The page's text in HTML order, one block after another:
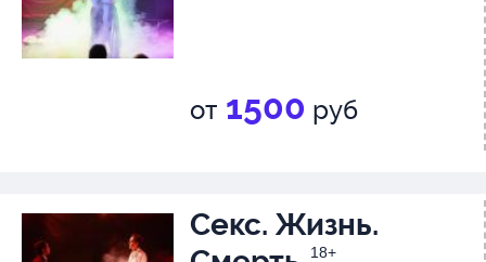
от 1500 руб
Секс. Жизнь.
18+